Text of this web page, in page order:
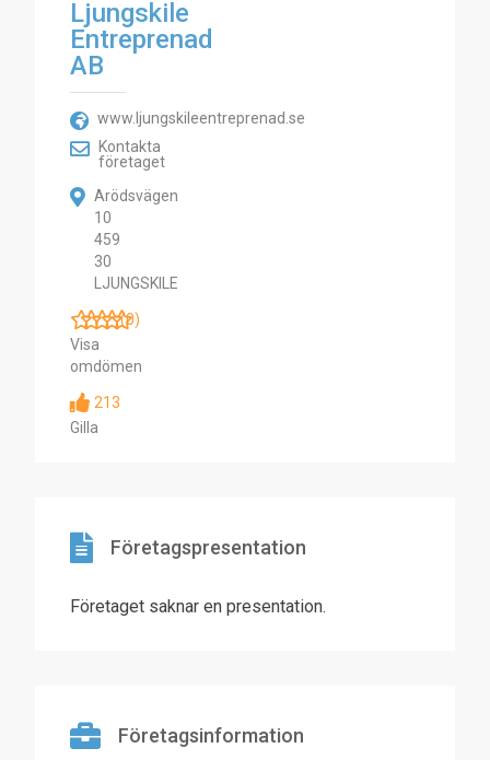
Ljungskile
Entreprenad
AB
www.ljungskileentreprenad.se
Kontakta
företaget
Arödsvägen
10
459
30
LJUNGSKILE
(0)
Visa
omdömen
213
Gilla
Företagspresentation
Företaget saknar en presentation.
Företagsinformation